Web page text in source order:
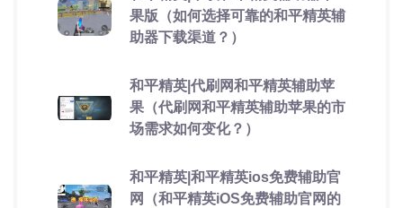
果版（如何选择可靠的和平精英辅
助器下载渠道？）
和平精英|代刷网和平精英辅助苹
果（代刷网和平精英辅助苹果的市
场需求如何变化？）
和平精英|和平精英ios免费辅助官
网（和平精英iOS免费辅助官网的